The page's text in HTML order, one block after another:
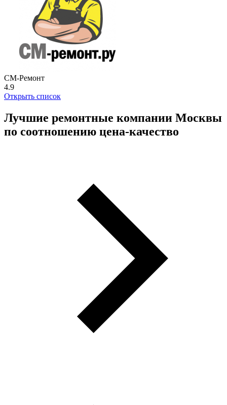
СМ-Ремонт
4.9
Открыть список
Лучшие ремонтные компании Москвы
по соотношению цена-качество